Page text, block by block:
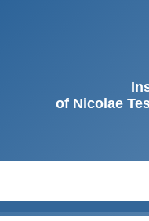
of Nicolae